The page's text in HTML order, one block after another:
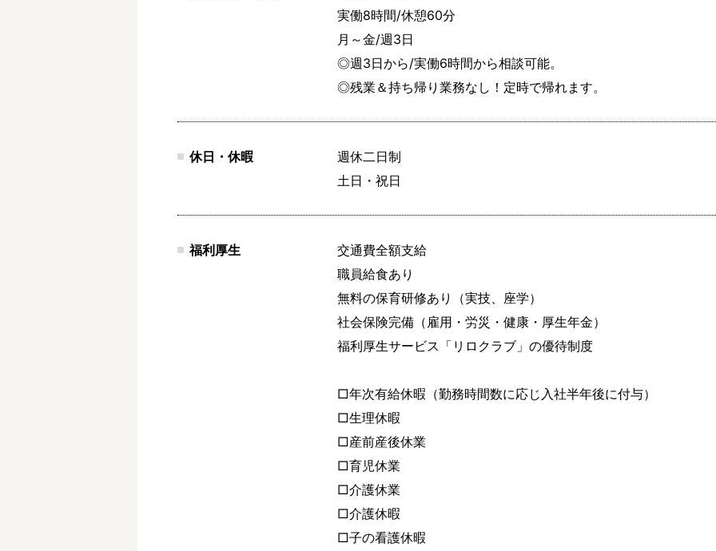
実働8時間/休憩60分
月～金/週3日
◎週3日から/実働6時間から相談可能。
◎残業＆持ち帰り業務なし！定時で帰れます。
休日・休暇
週休二日制
土日・祝日
福利厚生
交通費全額支給
職員給食あり
無料の保育研修あり（実技、座学）
社会保険完備（雇用・労災・健康・厚生年金）
福利厚生サービス「リロクラブ」の優待制度
□年次有給休暇（勤務時間数に応じ入社半年後に付与）
□生理休暇
□産前産後休業
□育児休業
□介護休業
□介護休暇
□子の看護休暇